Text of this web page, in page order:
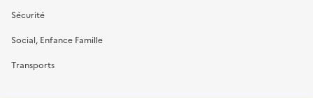
Sécurité
Social, Enfance Famille
Transports